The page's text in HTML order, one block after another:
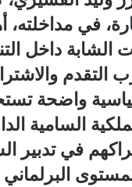
في مداخلته،
الشابة داخل
التقدم
واضحة
السامية
في تدبير
البرلماني